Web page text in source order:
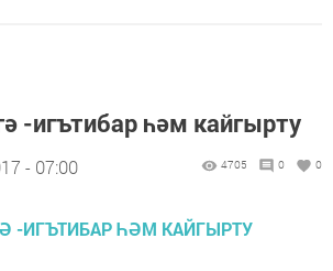
-игътибар һәм кайгырту
- 07:00 4705 0 0